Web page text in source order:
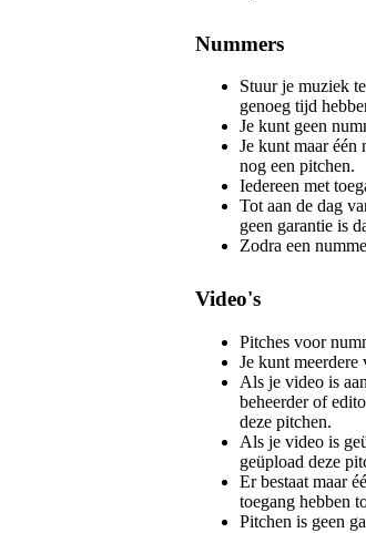
Nummers
Stuur je muziek
genoeg tijd
Je kunt geen
Je kunt maar
nog een pitchen.
Iedereen met
Tot aan de dag
geen garantie is
Zodra een
Video's
Pitches voor
Je kunt
Als je video is
beheerder of
deze pitchen.
Als je video is
geüpload deze
Er bestaat maar
toegang hebben
Pitchen is geen